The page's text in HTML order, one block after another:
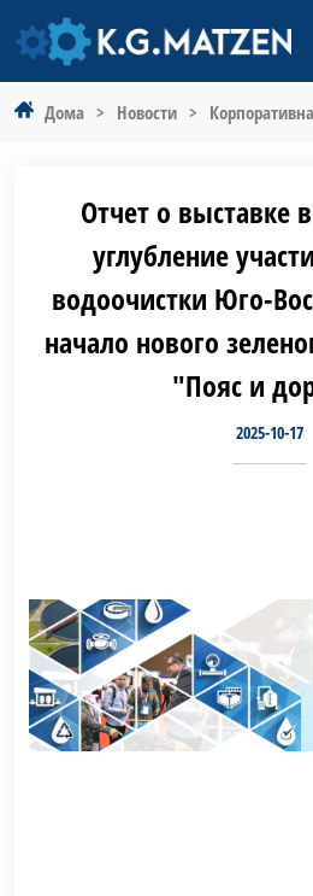
Дома > Новости >
Отчет о выставке
углубление
водоочистки Юго-
начало нового
"Пояс и
2025-10-17